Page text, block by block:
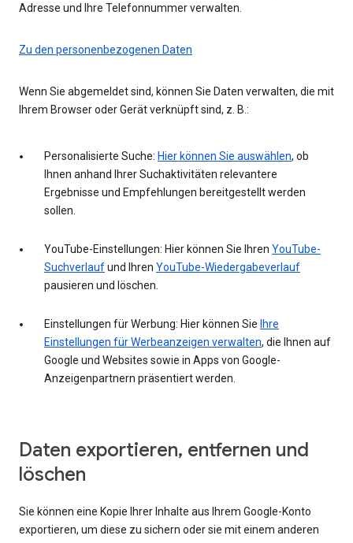
Adresse und Ihre Telefonnummer verwalten.
Zu den personenbezogenen Daten
Wenn Sie abgemeldet sind, können Sie Daten verwalten, die mit
Ihrem Browser oder Gerät verknüpft sind, z. B.:
Personalisierte Suche: Hier können Sie auswählen, ob
Ihnen anhand Ihrer Suchaktivitäten relevantere
Ergebnisse und Empfehlungen bereitgestellt werden
sollen.
YouTube-Einstellungen: Hier können Sie Ihren YouTube-
Suchverlaufund Ihren YouTube-Wiedergabeverlauf
pausieren und löschen.
Einstellungen für Werbung: Hier können Sie Ihre
Einstellungen für Werbeanzeigen verwalten, die Ihnen auf
Google und Websites sowie in Apps von Google-
Anzeigenpartnern präsentiert werden.
Daten exportieren, entfernen und
löschen
Sie können eine Kopie Ihrer Inhalte aus Ihrem Google-Konto
exportieren, um diese zu sichern oder sie mit einem anderen